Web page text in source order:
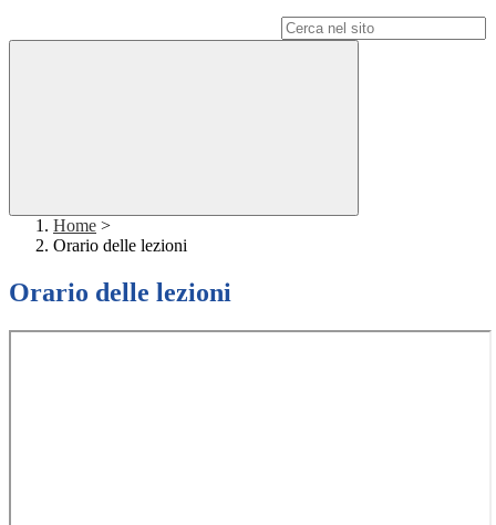
Home >
Orario delle lezioni
Orario delle lezioni